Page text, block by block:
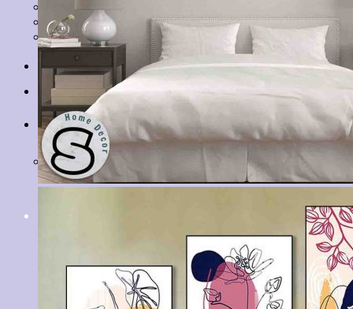
Tranh Lá Cây
Tranh Tĩnh Vật
Tranh Đồng Quê
Tranh Thuỷ Mặc
Tranh Con Hổ
Tin tức
Liên hệ
Giỏ hàng
Chưa có sản phẩm trong giỏ hàng.